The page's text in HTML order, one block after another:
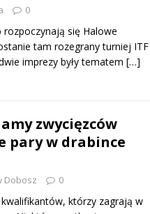
0
się Halowe
tam rozegrany turniej ITF
imprezy były tematem […]
zwycięzców
pary w drabince
Dobosz 0
którzy zagrają w